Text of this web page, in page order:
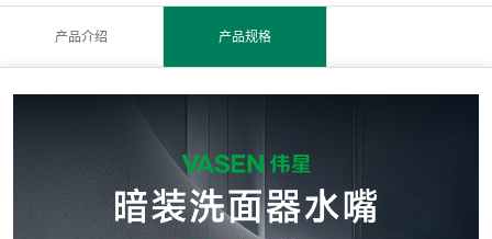
产品介绍 产品规格